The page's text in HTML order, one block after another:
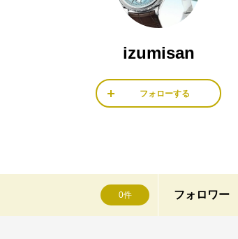
izumisan
フォローする
0件 フォロワー